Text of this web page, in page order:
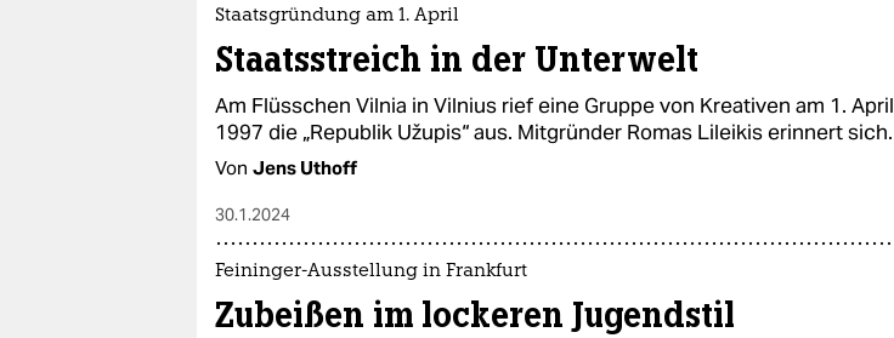
Staatsgründung am 1. April
Staatsstreich in der Unterwelt
Am Flüsschen Vilnia in Vilnius rief eine Gruppe von Kreativen am 1. April
1997 die „Republik Užupis“ aus. Mitgründer Romas Lileikis erinnert sich.
Von Jens Uthoff
30.1.2024
Feininger-Ausstellung in Frankfurt
Zubeißen im lockeren Jugendstil